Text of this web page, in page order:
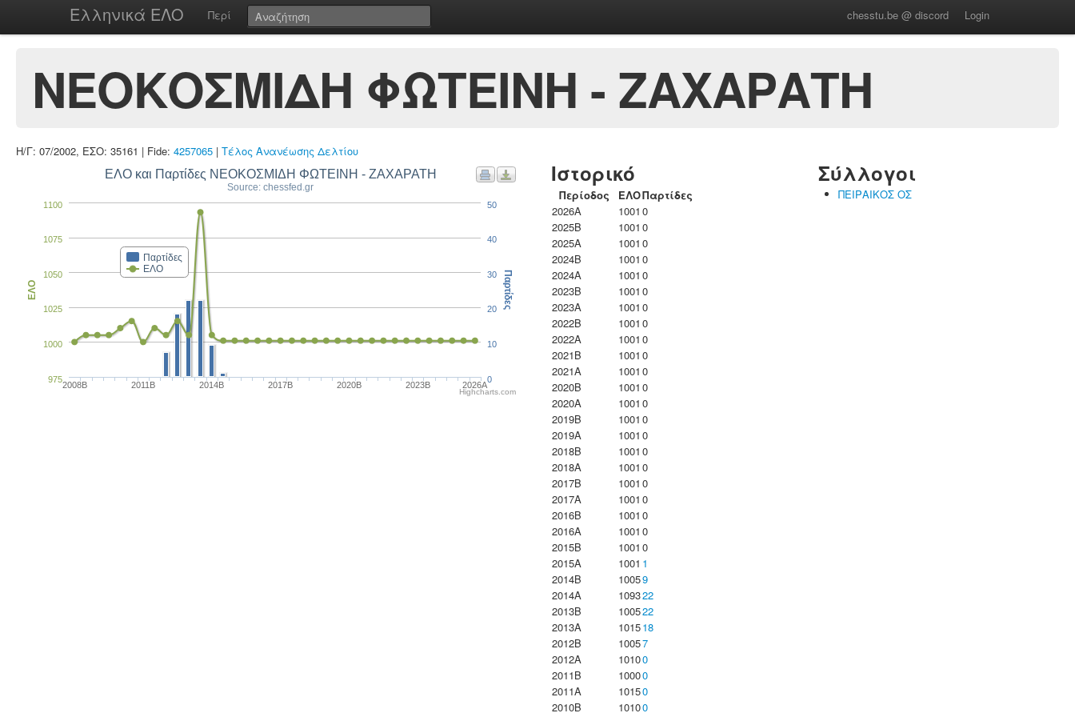
Ελληνικά ΕΛΟ Περί chesstu.be @ discord Login
ΝΕΟΚΟΣΜΙΔΗ ΦΩΤΕΙΝΗ - ΖΑΧΑΡΑΤΗ
Η/Γ: 07/2002, ΕΣΟ: 35161 | Fide: 4257065 | Τέλος Ανανέωσης Δελτίου
ΕΛΟ και Παρτίδες ΝΕΟΚΟΣΜΙΔΗ ΦΩΤΕΙΝΗ - ΖΑΧΑΡΑΤΗ
Source: chessfed.gr
Παρτίδες
ΕΛΟ
2008B 2011B 2014B 2017B 2020B 2023B 2026A
975
1000
1025
1050
1075
1100
ΕΛΟ
0
10
20
30
40
50
Παρτίδες
Highcharts.com
Ιστορικό
Περίοδος ΕΛΟΠαρτίδες
2026A
1001 0
2025B
1001 0
2025A
1001 0
2024B
1001 0
2024A
1001 0
2023B
1001 0
2023Α
1001 0
2022B
1001 0
2022A
1001 0
2021B
1001 0
2021A
1001 0
2020B
1001 0
2020A
1001 0
2019B
1001 0
2019A
1001 0
2018B
1001 0
2018A
1001 0
2017B
1001 0
2017A
1001 0
2016B
1001 0
2016A
1001 0
2015B
1001 0
2015A
1001 1
2014B
10059
2014A
109322
2013B
100522
2013A
101518
2012B
10057
2012A
10100
2011B
10000
2011A
10150
2010B
10100
Σύλλογοι
ΠΕΙΡΑΙΚΟΣ ΟΣ